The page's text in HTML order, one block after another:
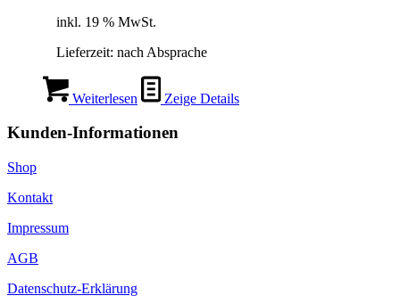
inkl. 19 % MwSt.
Lieferzeit: nach Absprache
Weiterlesen Zeige Details
Kunden-Informationen
Shop
Kontakt
Impressum
AGB
Datenschutz-Erklärung